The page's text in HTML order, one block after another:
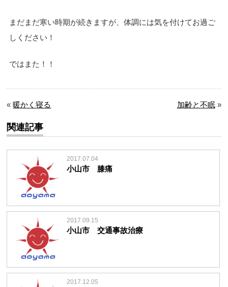
まだまだ寒い時期が続きますが、体調には気を付けてお過ご
しください！
ではまた！！
«暖かく寝る 加齢と不眠»
関連記事
2017.07.04
小山市 膝痛
2017.09.15
小山市 交通事故治療
2017.12.05